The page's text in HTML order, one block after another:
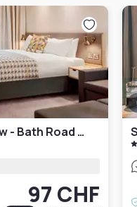
Holiday Inn London Heathrow - Bath Road by IHG
97 CHF